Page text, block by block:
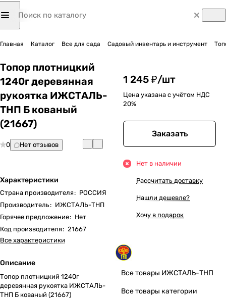
Главная Каталог Все для сада Садовый инвентарь и инструмент
Топор плотницкий
1240г деревянная
рукоятка ИЖСТАЛЬ-
ТНП Б кованый
(21667)
0 Нет отзывов
Характеристики
Страна производителя: РОССИЯ
Производитель: ИЖСТАЛЬ-ТНП
Горячее предложение: Нет
Код производителя: 21667
Все характеристики
Описание
Топор плотницкий 1240г
деревянная рукоятка ИЖСТАЛЬ-
ТНП Б кованый (21667)
1 245 ₽/шт
Цена указана с учётом НДС
20%
Заказать
Нет в наличии
Рассчитать доставку
Нашли дешевле?
Хочу в подарок
Все товары ИЖСТАЛЬ-ТНП
Все товары категории